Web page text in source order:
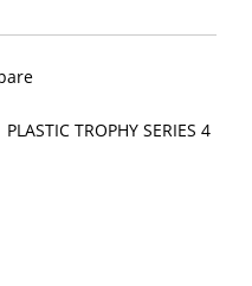
PLASTIC TROPHY SERIES 4